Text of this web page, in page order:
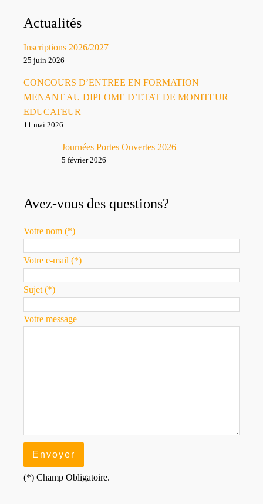
Actualités
Inscriptions 2026/2027
25 juin 2026
CONCOURS D’ENTREE EN FORMATION
MENANT AU DIPLOME D’ETAT DE MONITEUR
EDUCATEUR
11 mai 2026
Journées Portes Ouvertes 2026
5 février 2026
Avez-vous des questions?
Votre nom (*)
Votre e-mail (*)
Sujet (*)
Votre message
(*) Champ Obligatoire.